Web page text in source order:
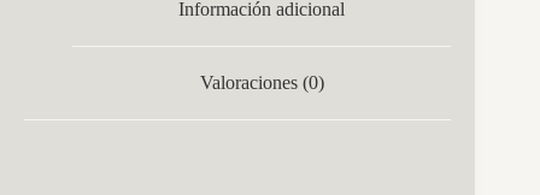
Información adicional
Valoraciones (0)